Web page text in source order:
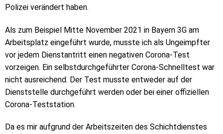
Polizei verändert haben.
Als zum Beispiel Mitte November 2021 in Bayern 3G am
Arbeitsplatz eingeführt wurde, musste ich als Ungeimpfter
vor jedem Dienstantritt einen negativen Corona-Test
vorzeigen. Ein selbstdurchgeführter Corona-Schnelltest war
nicht ausreichend. Der Test musste entweder auf der
Dienststelle durchgeführt werden oder bei einer offiziellen
Corona-Teststation.
Da es mir aufgrund der Arbeitszeiten des Schichtdienstes